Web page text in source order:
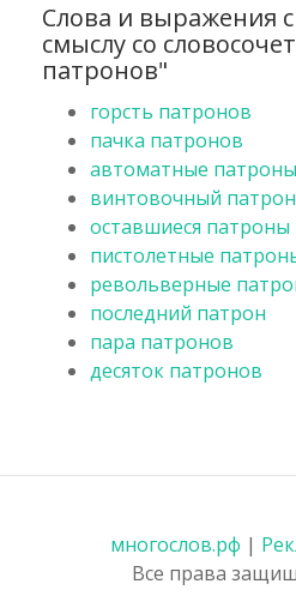
Слова и выражения
смыслу со
патронов"
горсть патронов
пачка патронов
автоматные патроны
винтовочный патрон
оставшиеся патроны
пистолетные
револьверные
последний патрон
пара патронов
десяток патронов
многослов.рф |
Все права